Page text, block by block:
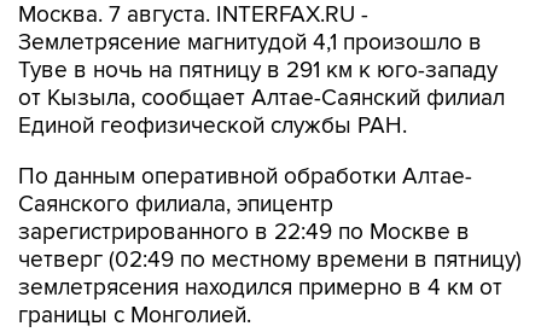
Москва. 7 августа. INTERFAX.RU -
Землетрясение магнитудой 4,1 произошло в
Туве в ночь на пятницу в 291 км к юго-западу
от Кызыла, сообщает Алтае-Саянский филиал
Единой геофизической службы РАН.
По данным оперативной обработки Алтае-
Саянского филиала, эпицентр
зарегистрированного в 22:49 по Москве в
четверг (02:49 по местному времени в пятницу)
землетрясения находился примерно в 4 км от
границы с Монголией.